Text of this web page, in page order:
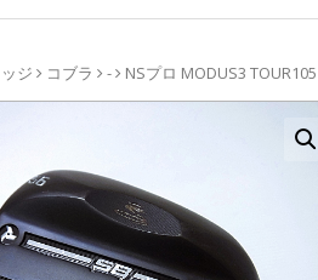
ジ コブラ - NSプロ MODUS3 TOUR105